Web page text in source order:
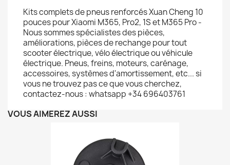
Kits complets de pneus renforcés Xuan Cheng 10
pouces pour Xiaomi M365, Pro2, 1S et M365 Pro -
Nous sommes spécialistes des pièces,
améliorations, pièces de rechange pour tout
scooter électrique, vélo électrique ou véhicule
électrique. Pneus, freins, moteurs, carénage,
accessoires, systèmes d'amortissement, etc... si
vous ne trouvez pas ce que vous cherchez,
contactez-nous : whatsapp +34 696403761
VOUS AIMEREZ AUSSI